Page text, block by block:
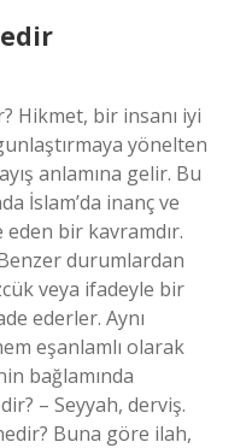
Hikmet, bir insanı iyi
yönelten
anlamına gelir. Bu
İslam’da inanç ve
bir kavramdır.
durumlardan
veya ifadeyle bir
ederler. Aynı
eşanlamlı olarak
bağlamında
– Seyyah, derviş.
Buna göre ilah,